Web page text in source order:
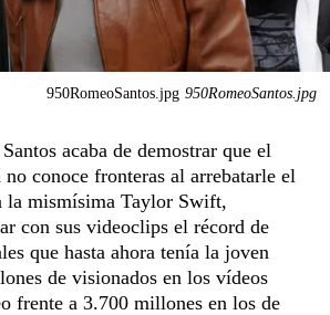
950RomeoSantos.jpg 950RomeoSantos.jpg
acaba de demostrar que el
no conoce fronteras al arrebatarle el
la mismísima Taylor Swift,
con sus videoclips el récord de
que hasta ahora tenía la joven
de visionados en los vídeos
frente a 3.700 millones en los de